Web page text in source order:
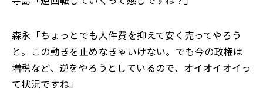
森永「ちょっとでも人件費を抑えて安く売ってやろう
と。この動きを止めなきゃいけない。でも今の政権は
増税など、逆をやろうとしているので、オイオイオイっ
て状況ですね」